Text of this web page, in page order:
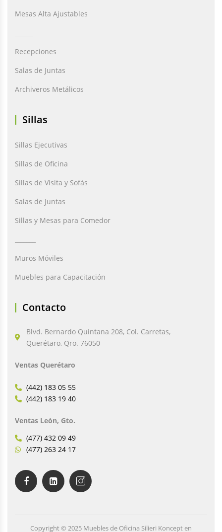
Mesas Alta Ajustables
Recepciones
Salas de Juntas
Archiveros Metálicos
Sillas
Sillas Ejecutivas
Sillas de Oficina
Sillas de Visita y Sofás
Salas de Juntas
Sillas y Mesas para Comedor
Muros Móviles
Muebles para Capacitación
Contacto
Blvd. Bernardo Quintana 208, Col. Carretas,
Querétaro, Qro. 76050
Ventas Querétaro
(442) 183 05 55
(442) 183 19 40
Ventas León, Gto.
(477) 432 09 49
(477) 263 24 17
Copyright © 2025 Muebles de Oficina Silieri Koncept en